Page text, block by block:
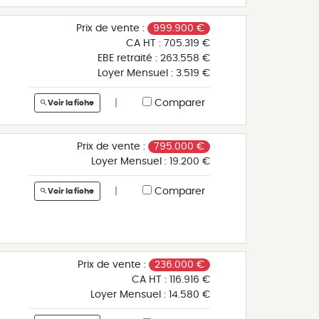
Prix de vente :
999.900 €
CA HT : 705.319 €
EBE retraité :263.558 €
Loyer Mensuel :3.519 €
Voir la fiche Comparer
Prix de vente :
795.000 €
Loyer Mensuel :
19.200 €
Voir la fiche Comparer
Prix de vente : 236.000 €
CA HT :
116.916 €
Loyer Mensuel : 14.580 €